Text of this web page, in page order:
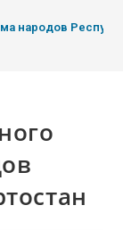
народов